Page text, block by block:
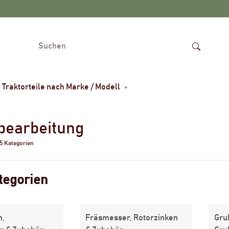
Traktorteile nach Marke / Modell
Kategorien
Fräsmesser, Rotorzinken